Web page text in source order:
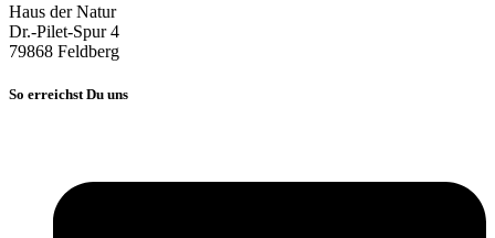
Haus der Natur
Dr.-Pilet-Spur 4
79868 Feldberg
So erreichst Du uns